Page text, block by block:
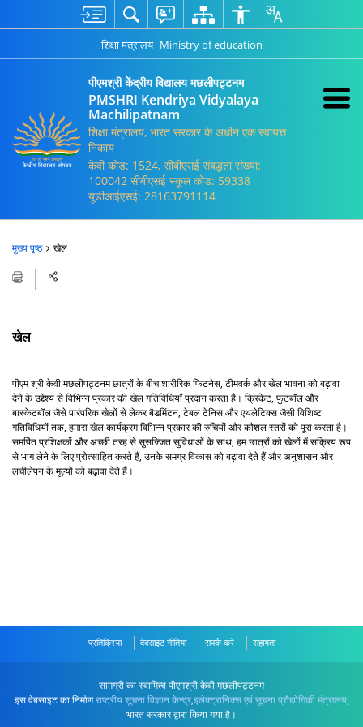
शिक्षा मंत्रालय Ministry of education
पीएमश्री केंद्रीय विद्यालय मछलीपट्टनम
PMSHRI Kendriya Vidyalaya
Machilipatnam
शिक्षा मंत्रालय, भारत सरकार के अधीन एक स्वायत्त
निकाय
केवी कोड: 1524, सीबीएसई संबद्धता संख्या:
100042 सीबीएसई स्कूल कोड: 59338
यूडीआईएसई: 28163791114
मुख्य पृष्ठ खेल
खेल
पीएम श्री केवी मछलीपट्टनम छात्रों के बीच शारीरिक फिटनेस, टीमवर्क और खेल भावना को बढ़ावा
देने के उद्देश्य से विभिन्न प्रकार की खेल गतिविधियाँ प्रदान करता है। क्रिकेट, फुटबॉल और
बास्केटबॉल जैसे पारंपरिक खेलों से लेकर बैडमिंटन, टेबल टेनिस और एथलेटिक्स जैसी विशिष्ट
गतिविधियों तक, हमारा खेल कार्यक्रम विभिन्न प्रकार की रुचियों और कौशल स्तरों को पूरा करता है।
समर्पित प्रशिक्षकों और अच्छी तरह से सुसज्जित सुविधाओं के साथ, हम छात्रों को खेलों में सक्रिय रूप
से भाग लेने के लिए प्रोत्साहित करते हैं, उनके समग्र विकास को बढ़ावा देते हैं और अनुशासन और
लचीलेपन के मूल्यों को बढ़ावा देते हैं।
प्रतिक्रिया वेबसाइट नीतियां संपर्क करें सहायता
सामग्री का स्वामित्व पीएमश्री केवी मछलीपट्टनम
इस वेबसाइट का निर्माणराष्ट्रीय सूचना विज्ञान केन्द्र,इलेक्ट्रानिक्स एवं सूचना प्रौद्योगिकी मंत्रालय,
भारत सरकार द्वारा किया गया है।